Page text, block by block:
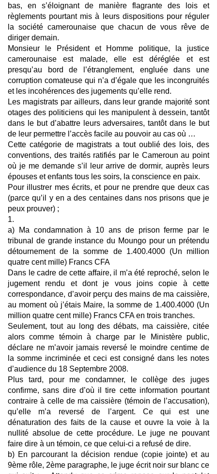
bas, en s’éloignant de manière flagrante des lois et
règlements pourtant mis à leurs dispositions pour réguler
la société camerounaise que chacun de vous rêve de
diriger demain.
Monsieur le Président et Homme politique, la justice
camerounaise est malade, elle est déréglée et est
presqu’au bord de l’étranglement, engluée dans une
corruption comateuse qui n’a d’égale que les incongruités
et les incohérences des jugements qu’elle rend.
Les magistrats par ailleurs, dans leur grande majorité sont
otages des politiciens qui les manipulent à dessein, tantôt
dans le but d’abattre leurs adversaires, tantôt dans le but
de leur permettre l’accès facile au pouvoir au cas où …
Cette catégorie de magistrats a tout oublié des lois, des
conventions, des traités ratifiés par le Cameroun au point
où je me demande s’il leur arrive de dormir, auprès leurs
épouses et enfants tous les soirs, la conscience en paix.
Pour illustrer mes écrits, et pour ne prendre que deux cas
(parce qu’il y en a des centaines dans nos prisons que je
peux prouver) ;
1.
a) Ma condamnation à 10 ans de prison ferme par le
tribunal de grande instance du Moungo pour un prétendu
détournement de la somme de 1.400.4000 (Un million
quatre cent mille) Francs CFA
Dans le cadre de cette affaire, il m’a été reproché, selon le
jugement rendu et dont je vous joins copie à cette
correspondance, d’avoir perçu des mains de ma caissière,
au moment où j’étais Maire, la somme de 1.400.4000 (Un
million quatre cent mille) Francs CFA en trois tranches.
Seulement, tout au long des débats, ma caissière, citée
alors comme témoin à charge par le Ministère public,
déclare ne m’avoir jamais reversé le moindre centime de
la somme incriminée et ceci est consigné dans les notes
d’audience du 18 Septembre 2008.
Plus tard, pour me condamner, le collège des juges
confirme, sans dire d’où il tire cette information pourtant
contraire à celle de ma caissière (témoin de l’accusation),
qu’elle m’a reversé de l’argent. Ce qui est une
dénaturation des faits de la cause et ouvre la voie à la
nullité absolue de cette procédure. Le juge ne pouvant
faire dire à un témoin, ce que celui-ci a refusé de dire.
b) En parcourant la décision rendue (copie jointe) et au
9ème rôle, 2ème paragraphe, le juge écrit noir sur blanc ce